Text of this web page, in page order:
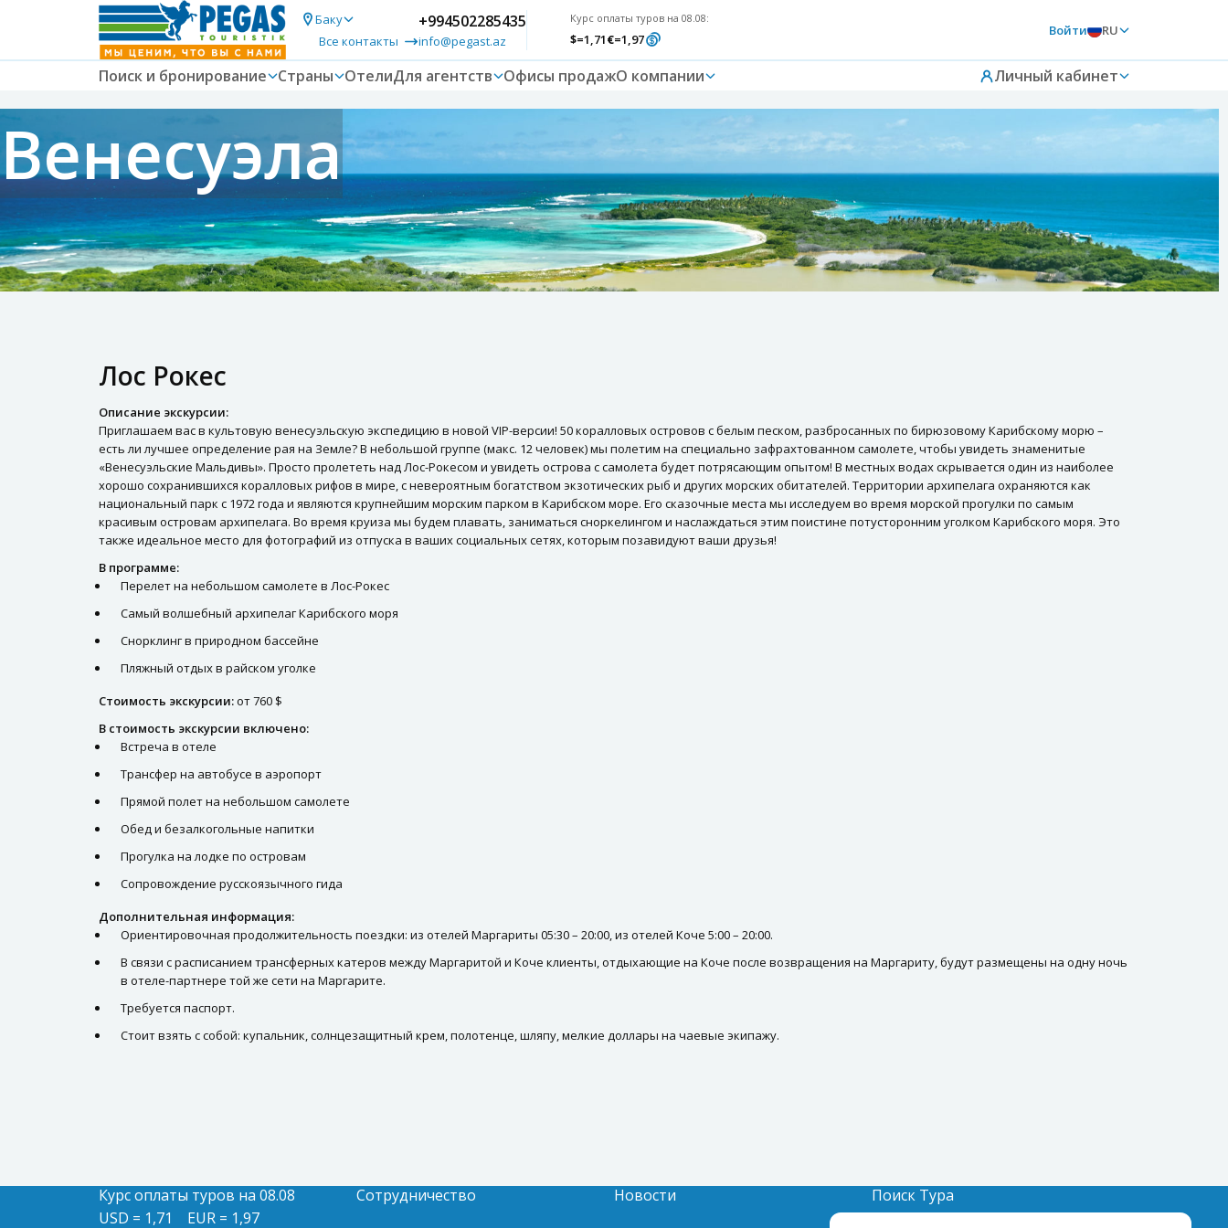
Баку
Все контакты
+994502285435
info@pegast.az
Курс оплаты туров на 08.08:
$=1,71€=1,97
Войти RU
Поиск и бронирование Страны ОтелиДля агентств Офисы продажО компании Личный кабинет
Венесуэла
Лос Рокес
Описание экскурсии:
Приглашаем вас в культовую венесуэльскую экспедицию в новой VIP-версии! 50 коралловых островов с белым песком, разбросанных по бирюзовому Карибскому морю –
есть ли лучшее определение рая на Земле? В небольшой группе (макс. 12 человек) мы полетим на специально зафрахтованном самолете, чтобы увидеть знаменитые
«Венесуэльские Мальдивы». Просто пролететь над Лос-Рокесом и увидеть острова с самолета будет потрясающим опытом! В местных водах скрывается один из наиболее
хорошо сохранившихся коралловых рифов в мире, с невероятным богатством экзотических рыб и других морских обитателей. Территории архипелага охраняются как
национальный парк с 1972 года и являются крупнейшим морским парком в Карибском море. Его сказочные места мы исследуем во время морской прогулки по самым
красивым островам архипелага. Во время круиза мы будем плавать, заниматься сноркелингом и наслаждаться этим поистине потусторонним уголком Карибского моря. Это
также идеальное место для фотографий из отпуска в ваших социальных сетях, которым позавидуют ваши друзья!
В программе:
Перелет на небольшом самолете в Лос-Рокес
Самый волшебный архипелаг Карибского моря
Снорклинг в природном бассейне
Пляжный отдых в райском уголке
Стоимость экскурсии:от 760 $
В стоимость экскурсии включено:
Встреча в отеле
Трансфер на автобусе в аэропорт
Прямой полет на небольшом самолете
Обед и безалкогольные напитки
Прогулка на лодке по островам
Сопровождение русскоязычного гида
Дополнительная информация:
Ориентировочная продолжительность поездки: из отелей Маргариты 05:30 – 20:00, из отелей Коче 5:00 – 20:00.
В связи с расписанием трансферных катеров между Маргаритой и Коче клиенты, отдыхающие на Коче после возвращения на Маргариту, будут размещены на одну ночь
в отеле-партнере той же сети на Маргарите.
Требуется паспорт.
Стоит взять с собой: купальник, солнцезащитный крем, полотенце, шляпу, мелкие доллары на чаевые экипажу.
Курс оплаты туров на 08.08
USD = 1,71
EUR = 1,97
Сотрудничество Новости
Поиск Тура